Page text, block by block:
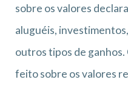
sobre os valores
aluguéis,
outros tipos de
feito sobre os valores